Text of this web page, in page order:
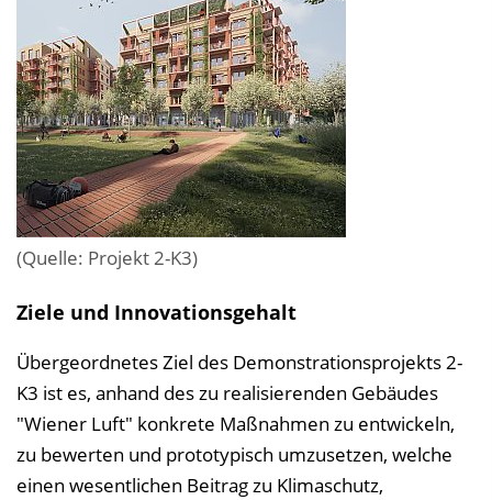
(Quelle: Projekt 2-K3)
Ziele und Innovationsgehalt
Übergeordnetes Ziel des Demonstrationsprojekts 2-
K3 ist es, anhand des zu realisierenden Gebäudes
"Wiener Luft" konkrete Maßnahmen zu entwickeln,
zu bewerten und prototypisch umzusetzen, welche
einen wesentlichen Beitrag zu Klimaschutz,